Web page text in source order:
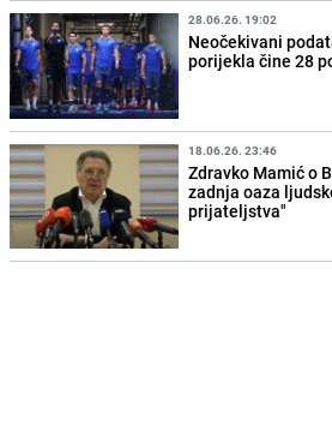
28.06.26. 19:02
Neočekivani
porijekla čine 28
18.06.26. 23:46
Zdravko Mamić o
zadnja oaza
prijateljstva"